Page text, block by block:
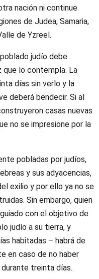
nación ni continue
de Judea, Samaria,
de Yzreel.
judío debe
que lo contempla. La
días sin verlo y la
deberá bendecir. Si al
casas nuevas
no se impresione por la
pobladas por judíos,
y sus adyacencias,
exilio y por ello ya no se
Sin embargo, quien
con el objetivo de
judío a su tierra, y
habitadas – habrá de
en caso de no haber
treinta días.